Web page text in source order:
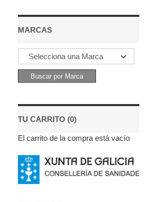
MARCAS
TU CARRITO (0)
El carrito de la compra está vacío